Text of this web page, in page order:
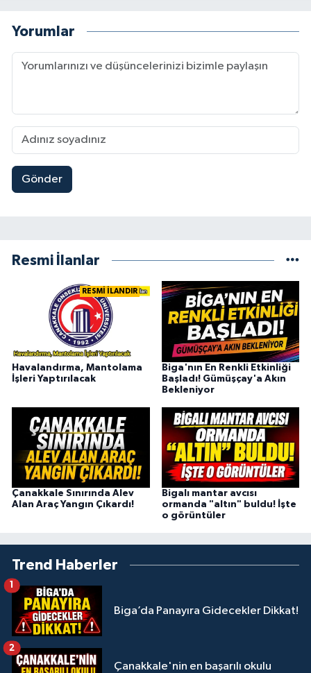
Yorumlar
Gönder
Resmi İlanlar
RESMİ İLANDIR
Havalandırma, Mantolama
İşleri Yaptırılacak
Biga'nın En Renkli Etkinliği
Başladı! Gümüşçay'a Akın
Bekleniyor
Çanakkale Sınırında Alev
Alan Araç Yangın Çıkardı!
Bigalı mantar avcısı
ormanda "altın" buldu! İşte
o görüntüler
Trend Haberler
Biga’da Panayıra Gidecekler Dikkat!
1
Çanakkale'nin en başarılı okulu
2